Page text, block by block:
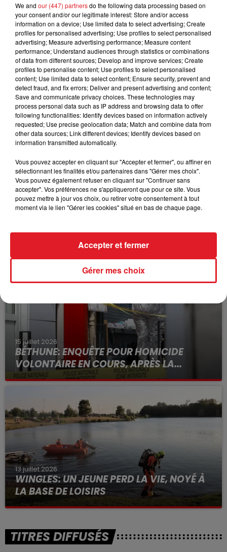
Le couple était en cours de séparation mais vivait
toujours sous le même toit. Le climat était devenu
particulièrement tendu et même menaçant. Dans
l’après-midi du drame, la fille de Martine a reçu de sa
mère un message inquiétant :« Il veut me tuer, il a
une arme ». Elle a aussitôt alerté la gendarmerie. Il
était déjà malheureusement trop tard à l’arrivée des
militaires. La victime a été retrouvée criblée de balles.
conjoint » et confiée à la brigade de recherches de la
compagnie de Calais-Boulogne-sur-Mer.
FIL D'ACTUS
15 juillet 2026
BÉTHUNE: ENQUÊTE POUR HOMICIDE
VOLONTAIRE EN COURS, APRÈS LA...
Selon les premiers éléments, le logement servait
13 juillet 2026
WINGLES: UN JEUNE PERD LA VIE, NOYÉ À
LA BASE DE LOISIRS
La victime a coulé à pic
TITRES DIFFUSÉS
We and our (447) partnersdo the following data processing based on
your consent and/or our legitimate interest: Store and/or access
information on a device; Use limited data to select advertising; Create
profiles for personalised advertising; Use profiles to select personalised
advertising; Measure advertising performance; Measure content
performance; Understand audiences through statistics or combinations
of data from different sources; Develop and improve services; Create
profiles to personalise content; Use profiles to select personalised
content; Use limited data to select content; Ensure security, prevent and
detect fraud, and fix errors; Deliver and present advertising and content;
Save and communicate privacy choices. These technologies may
process personal data such as IP address and browsing data to offer
following functionalities: Identify devices based on information actively
requested; Use precise geolocation data; Match and combine data from
other data sources; Link different devices; Identify devices based on
information transmitted automatically.
Vous pouvez accepter en cliquant sur "Accepter et fermer", ou affiner en
sélectionnant les finalités et/ou partenaires dans "Gérer mes choix".
Vous pouvez également refuser en cliquant sur "Continuer sans
accepter". Vos préférences ne s'appliqueront que pour ce site. Vous
pouvez mettre à jour vos choix, ou retirer votre consentement à tout
moment via le lien "Gérer les cookies" situé en bas de chaque page.
Gérer mes choix
Accepter et fermer